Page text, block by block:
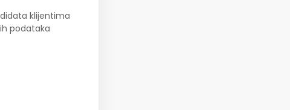
klijentima
podataka